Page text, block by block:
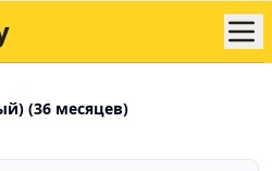
(36 месяцев)